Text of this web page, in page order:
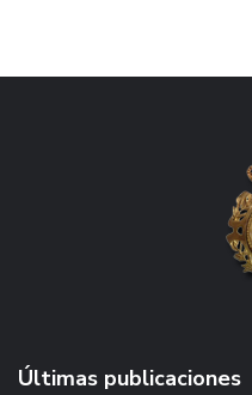
Últimas publicaciones